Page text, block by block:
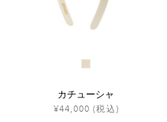
カチューシャ
¥44,000 (税込)